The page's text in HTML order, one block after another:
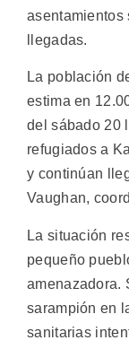
asentamientos
llegadas.
La población
estima en
del sábado 20
refugiados a
y continúan
Vaughan,
La situación
pequeño
amenazadora.
sarampión en
sanitarias